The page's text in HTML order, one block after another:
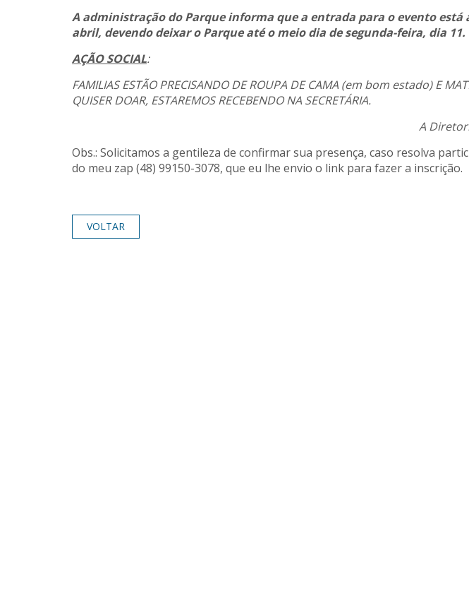
A administração do Parque informa que a entrada para o evento
abril, devendo deixar o Parque até o meio dia de segunda-feira, dia 11.
AÇÃO SOCIAL:
FAMILIAS ESTÃO PRECISANDO DE ROUPA DE CAMA (em bom estado) E
QUISER DOAR, ESTAREMOS RECEBENDO NA SECRETÁRIA.
A
Obs.: Solicitamos a gentileza de confirmar sua presença, caso resolva
do meu zap (48) 99150-3078, que eu lhe envio o link para fazer a inscrição.
VOLTAR